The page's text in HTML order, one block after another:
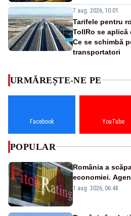
7 aug. 2026, 10:01
Tarifele pentru
TollRo se aplică
Ce se schimbă
transportatori
URMĂREȘTE-NE PE
Facebook YouTube
POPULAR
România a
economiei.
„BBB-” cu
1 aug. 2026, 06:48